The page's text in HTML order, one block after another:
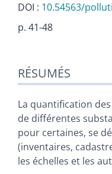
DOI : 10.54563/
p. 41-48
Index
Texte
Citer cet article
Auteur
RÉSUMÉS
La quantification
de différentes
pour certaines, se
(inventaires,
les échelles et les